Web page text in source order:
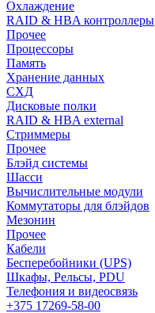
Охлаждение
RAID & HBA контроллеры
Прочее
Процессоры
Память
Хранение данных
СХД
Дисковые полки
RAID & HBA external
Стриммеры
Прочее
Блэйд системы
Шасси
Вычислительные модули
Коммутаторы для блэйдов
Мезонин
Прочее
Кабели
Бесперебойники (UPS)
Шкафы, Рельсы, PDU
Телефония и видеосвязь
+375 17269-58-00